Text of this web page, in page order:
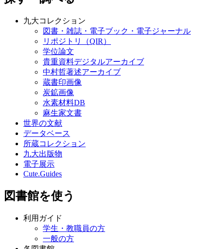
九大コレクション
図書・雑誌・電子ブック・電子ジャーナル
リポジトリ（QIR）
学位論文
貴重資料デジタルアーカイブ
中村哲著述アーカイブ
蔵書印画像
炭鉱画像
水素材料DB
麻生家文書
世界の文献
データベース
所蔵コレクション
九大出版物
電子展示
Cute.Guides
図書館を使う
利用ガイド
学生・教職員の方
一般の方